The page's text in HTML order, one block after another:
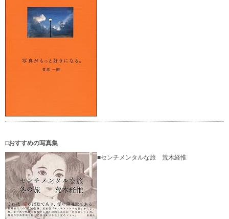
□おすすめの写真集
■センチメンタルな旅 荒木経惟